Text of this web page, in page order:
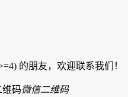
的朋友，欢迎联系我们！
微信二维码